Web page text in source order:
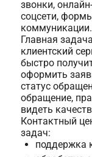
звонки,
соцсети,
коммуникации.
Главная
клиентский
быстро
оформить
статус
обращение,
видеть
Контактный
задач:
поддержка